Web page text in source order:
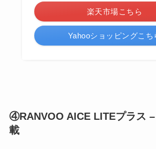
楽天市場こちら
Yahooショッピングこち
④RANVOO AICE LITEプラス
載